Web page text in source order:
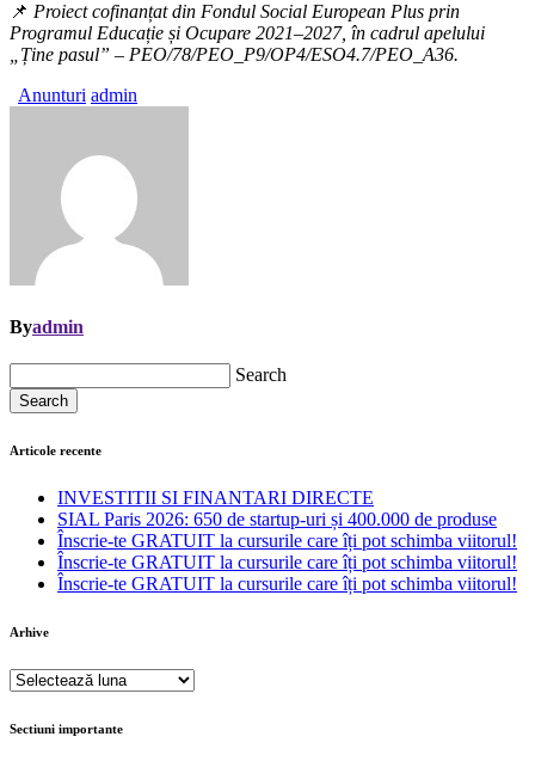
📌 Proiect cofinanțat din Fondul Social European Plus prin
Programul Educație și Ocupare 2021–2027, în cadrul apelului
„Ține pasul” – PEO/78/PEO_P9/OP4/ESO4.7/PEO_A36.
Anunturi admin
Byadmin
Search
Search
Articole recente
INVESTITII SI FINANTARI DIRECTE
SIAL Paris 2026: 650 de startup-uri și 400.000 de produse
Înscrie-te GRATUIT la cursurile care îți pot schimba viitorul!
Înscrie-te GRATUIT la cursurile care îți pot schimba viitorul!
Înscrie-te GRATUIT la cursurile care îți pot schimba viitorul!
Arhive
Arhive
Sectiuni importante